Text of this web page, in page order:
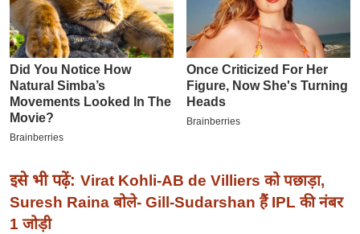
बे
मि
सा
ल
य
त
यं
इसे भी पढ़ें: Virat Kohli-AB de Villiers को पछाड़ा,
Suresh Raina बोले- Gill-Sudarshan हैं IPL की नंबर
1 जोड़ी